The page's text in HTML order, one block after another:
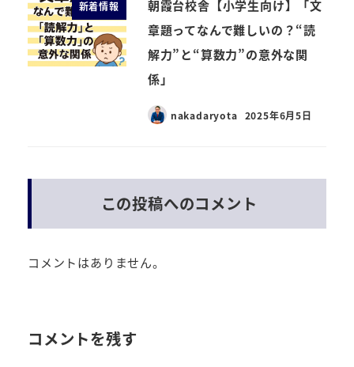
新着情報
朝霞台校舎【小学生向け】「文
章題ってなんで難しいの？“読
解力”と“算数力”の意外な関
係」
nakadaryota 2025年6月5日
この投稿へのコメント
コメントはありません。
コメントを残す